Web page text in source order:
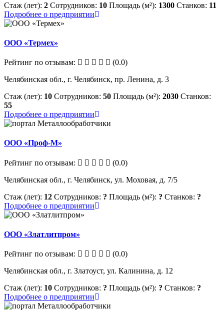
Стаж (лет): 2 Сотрудников: 10 Площадь (м²): 1300 Станков: 11
Подробнее о предприятии
ООО «Термех»
Рейтинг по отзывам:
(0.0)
Челябинская обл., г. Челябинск, пр. Ленина, д. 3
Стаж (лет): 10 Сотрудников: 50 Площадь (м²): 2030 Станков:
55
Подробнее о предприятии
ООО «Проф-М»
Рейтинг по отзывам:
(0.0)
Челябинская обл., г. Челябинск, ул. Моховая, д. 7/5
Стаж (лет): 12 Сотрудников: ? Площадь (м²): ? Станков: ?
Подробнее о предприятии
ООО «Златлитпром»
Рейтинг по отзывам:
(0.0)
Челябинская обл., г. Златоуст, ул. Калинина, д. 12
Стаж (лет): 10 Сотрудников: ? Площадь (м²): ? Станков: ?
Подробнее о предприятии